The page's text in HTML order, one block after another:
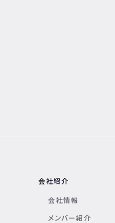
会社紹介
会社情報
メンバー紹介